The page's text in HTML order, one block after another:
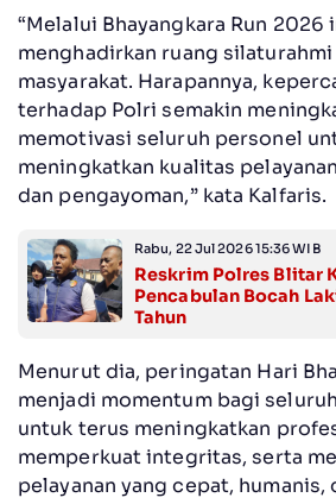
“Melalui Bhayangkara Run 2026
menghadirkan ruang
masyarakat. Harapannya,
terhadap Polri semakin
memotivasi seluruh personel
meningkatkan kualitas
dan pengayoman,” kata Kalfaris.
Rabu, 22 Jul 2026 15:36 WIB
Reskrim Polres Blitar
Pencabulan Bocah
Tahun
Menurut dia, peringatan Hari
menjadi momentum bagi
untuk terus meningkatkan
memperkuat integritas, serta
pelayanan yang cepat,